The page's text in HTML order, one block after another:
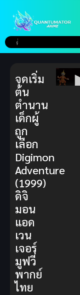
จุดเริ่ม
ต้น
ตำนาน
เด็กผู้
ถูก
เลือก
Digimon
Adventure
(1999)
ดิจิ
มอน
แอด
เวน
เจอร์
มูฟวี่
พากย์
ไทย